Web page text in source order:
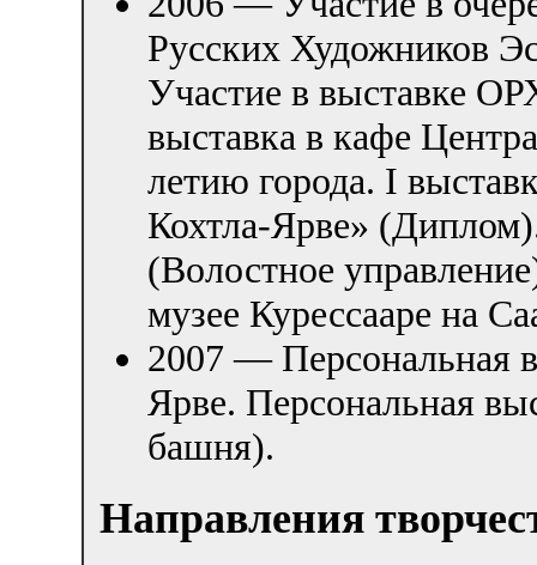
Русских Художников
Участие в выставке
выставка в кафе
летию города. I
Кохтла-Ярве»
(Волостное
музее Курессааре на
2007 — Персональная
Ярве. Персональная
башня).
Направления